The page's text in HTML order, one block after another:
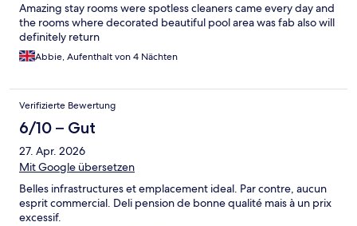
Amazing stay rooms were spotless cleaners came every day and
the rooms where decorated beautiful pool area was fab also will
definitely return
Abbie, Aufenthalt von 4 Nächten
Verifizierte Bewertung
6/10 – Gut
27. Apr. 2026
Mit Google übersetzen
Belles infrastructures et emplacement ideal. Par contre, aucun
esprit commercial. Deli pension de bonne qualité mais à un prix
excessif.